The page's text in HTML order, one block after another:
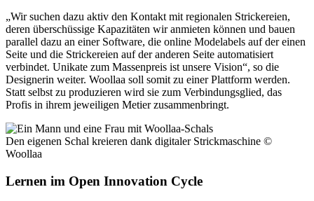
„Wir suchen dazu aktiv den Kontakt mit regionalen Strickereien,
deren überschüssige Kapazitäten wir anmieten können und bauen
parallel dazu an einer Software, die online Modelabels auf der einen
Seite und die Strickereien auf der anderen Seite automatisiert
verbindet. Unikate zum Massenpreis ist unsere Vision“, so die
Designerin weiter. Woollaa soll somit zu einer Plattform werden.
Statt selbst zu produzieren wird sie zum Verbindungsglied, das
Profis in ihrem jeweiligen Metier zusammenbringt.
Den eigenen Schal kreieren dank digitaler Strickmaschine ©
Woollaa
Lernen im Open Innovation Cycle